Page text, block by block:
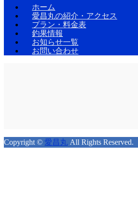
ホーム
愛昌丸の紹介・アクセス
プラン・料金表
釣果情報
お知らせ一覧
お問い合わせ
Copyright © 愛昌丸 All Rights Reserved.